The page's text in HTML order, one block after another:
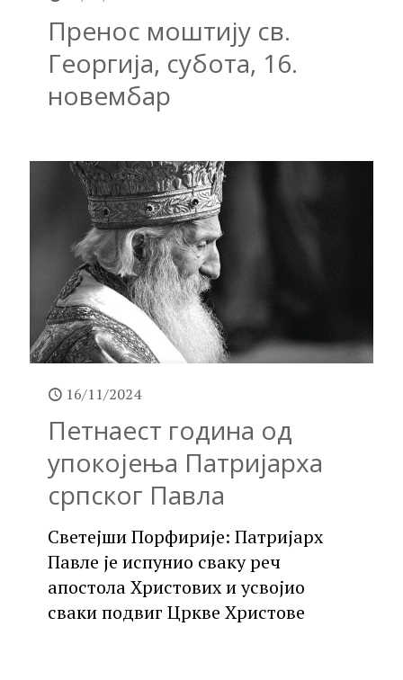
Пренос моштију св.
Георгија, субота, 16.
новембар
16/11/2024
Петнаест година од
упокојења Патријарха
српског Павла
Светејши Порфирије: Патријарх
Павле је испунио сваку реч
апостола Христових и усвојио
сваки подвиг Цркве Христове